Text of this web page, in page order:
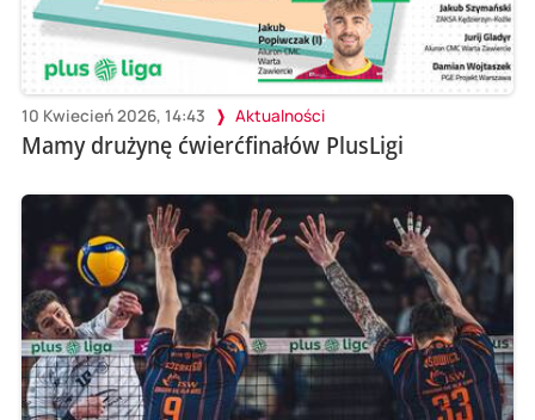
10 Kwiecień 2026, 14:43 Aktualności
Mamy drużynę ćwierćfinałów PlusLigi